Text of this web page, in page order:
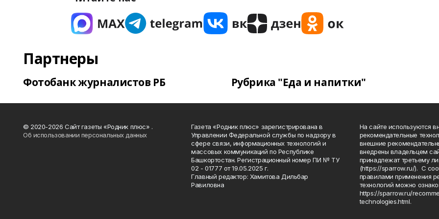
Партнеры
Фотобанк журналистов РБ Рубрика "Еда и напитки"
© 2020-2026 Сайт газеты «Родник плюс» .
Об использовании персональных данных
Газета «Родник плюс» зарегистрирована в
Управлении Федеральной службы по надзору в
сфере связи, информационных технологий и
массовых коммуникаций по Республике
Башкортостан. Регистрационный номер ПИ № ТУ
02 - 01777 от 19.05.2025 г.
Главный редактор: Хамитова Дильбар
Равиловна
На сайте используются
рекомендательные
внешние
внедрены владельцем
принадлежат третьему
(https://sparrow.ru/). С
правилами применения
технологий можно
https://sparrow.ru/
technologies.html.